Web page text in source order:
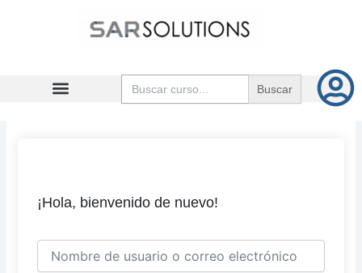
Buscar:
¡Hola, bienvenido de nuevo!